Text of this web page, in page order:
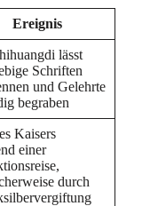
Ereignis
lässt
Schriften
und Gelehrte
begraben
Kaisers
einer
durch